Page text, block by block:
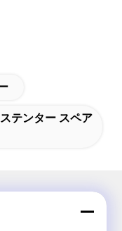
テンター スペア